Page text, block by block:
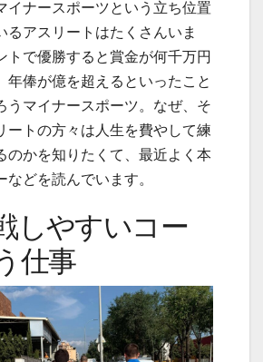
イナースポーツという立ち位置
るアスリートはたくさんいま
トで優勝すると賞金が何千万円
年俸が億を超えるといったこと
うマイナースポーツ。なぜ、そ
ートの方々は人生を費やして練
のかを知りたくて、最近よく本
どを読んでいます。
しやすいコー
仕事